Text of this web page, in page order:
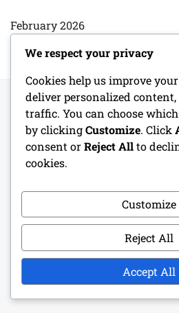
February 2026
LEGAL
Términos y condiciones
Política de cookies
Contáctanos
Nuestra historia
Tu privacidad
We respect your privacy
Cookies help us improve
deliver personalized
traffic. You can choose
by clickingCustomize. Click
consent orReject Allto
cookies.
Customize
Reject All
Accept All